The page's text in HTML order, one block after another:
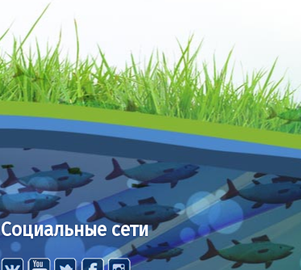
Социальные сети